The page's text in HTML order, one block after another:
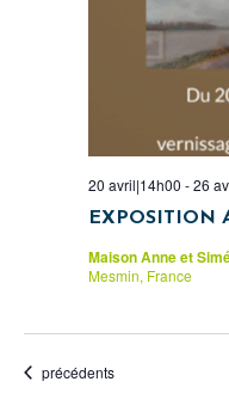
EXPOSITION
20 avril|14h00 -26
Maison Anne et
Mesmin, France
Évènements
précédents